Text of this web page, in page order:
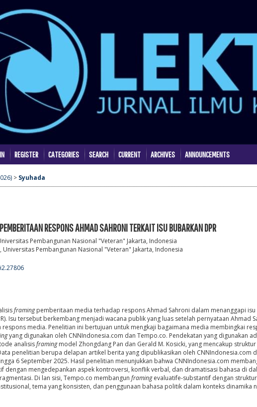
REGISTER CATEGORIES SEARCH CURRENT ARCHIVES ANNOUNCEMENTS
> Syuhada
RESPONS AHMAD SAHRONI TERKAIT ISU BUBARKAN DPR
Pembangunan Nasional "Veteran" Jakarta, Indonesia
, Universitas Pembangunan Nasional "Veteran" Jakarta, Indonesia
framingpemberitaan media terhadap respons Ahmad Sahroni dalam menanggapi
Isu tersebut berkembang menjadi wacana publik yang luas setelah pernyataan Ahmad
media. Penelitian ini bertujuan untuk mengkaji bagaimana media membingkai
yang digunakan oleh CNNIndonesia.com dan Tempo.co. Pendekatan yang digunakan
analisisframingmodel Zhongdang Pan dan Gerald M. Kosicki, yang mencakup
penelitian berupa delapan artikel berita yang dipublikasikan oleh CNNIndonesia.com
6 September 2025. Hasil penelitian menunjukkan bahwa CNNIndonesia.com
dengan mengedepankan aspek kontroversi, konflik verbal, dan dramatisasi bahasa di
Di lan sisi, Tempo.co membangun framingevaluatife-substantif dengan
tema yang konsisten, dan penggunaan bahasa politik dalam konteks dinamika